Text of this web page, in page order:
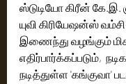
ஸ்டுடியோ கிரீன்
யுவி கிரியேஷன்ஸ்
இணைந்து வழங்கும்
எதிர்பார்க்கப்படும்,
நடித்துள்ள 'கங்குவா'